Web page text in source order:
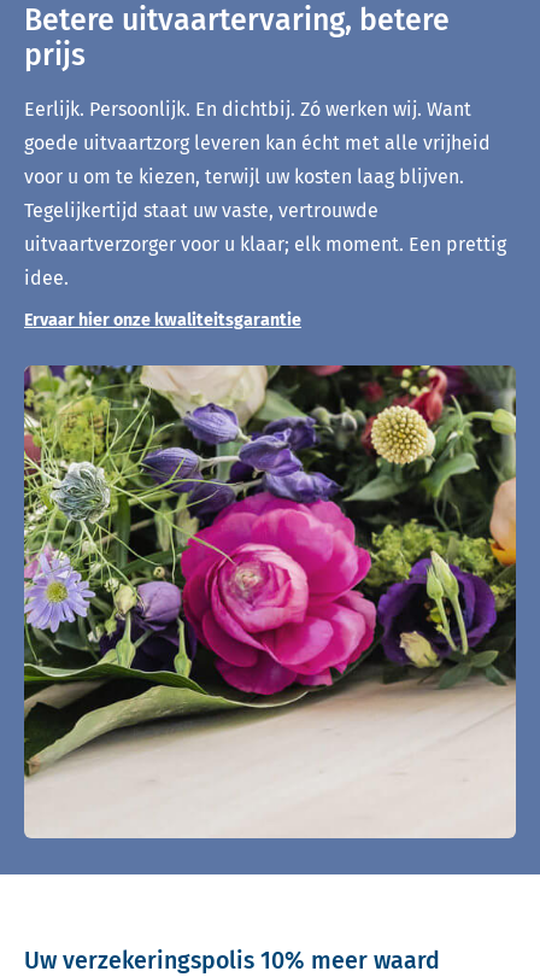
Betere uitvaartervaring, betere
prijs
Eerlijk. Persoonlijk. En dichtbij. Zó werken wij. Want
goede uitvaartzorg leveren kan écht met alle vrijheid
voor u om te kiezen, terwijl uw kosten laag blijven.
Tegelijkertijd staat uw vaste, vertrouwde
uitvaartverzorger voor u klaar; elk moment. Een prettig
idee.
Ervaar hier onze kwaliteitsgarantie
Uw verzekeringspolis 10% meer waard